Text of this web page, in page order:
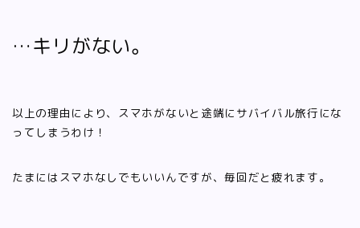
…キリがない。
以上の理由により、スマホがないと途端にサバイバル旅行にな
ってしまうわけ！
たまにはスマホなしでもいいんですが、毎回だと疲れます。